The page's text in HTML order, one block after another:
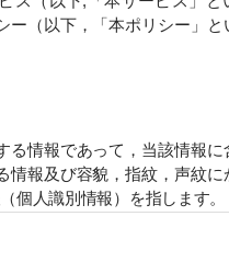
（以下，「本ポリシー」と
情報であって，当該情報に含
報及び容貌，指紋，声紋にか
人識別情報）を指します。